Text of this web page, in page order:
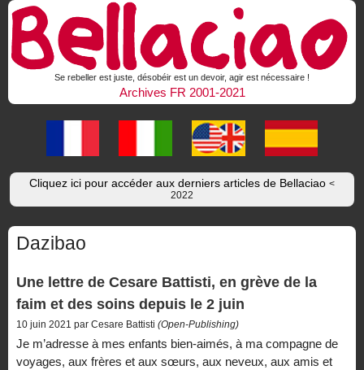
Se rebeller est juste, désobéir est un devoir, agir est nécessaire !
Archives FR 2001-2021
Cliquez ici pour accéder aux derniers articles de Bellaciao <
2022
Dazibao
Une lettre de Cesare Battisti, en grève de la
faim et des soins depuis le 2 juin
10 juin 2021 par Cesare Battisti (Open-Publishing)
Je m’adresse à mes enfants bien-aimés, à ma compagne de
voyages, aux frères et aux sœurs, aux neveux, aux amis et